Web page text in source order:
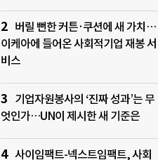
버릴 뻔한 커튼·쿠션에 새 가치…
이케아에 들어온 사회적기업 재봉 서
비스
기업자원봉사의 ‘진짜 성과’는 무
엇인가…UN이 제시한 새 기준은
사이임팩트-넥스트임팩트, 사회